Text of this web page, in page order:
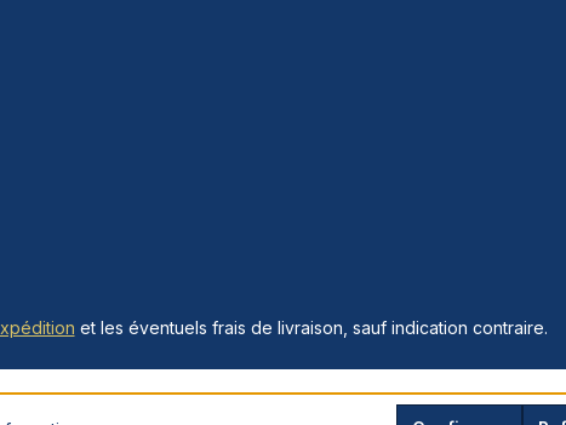
et les éventuels frais de livraison, sauf indication contraire.